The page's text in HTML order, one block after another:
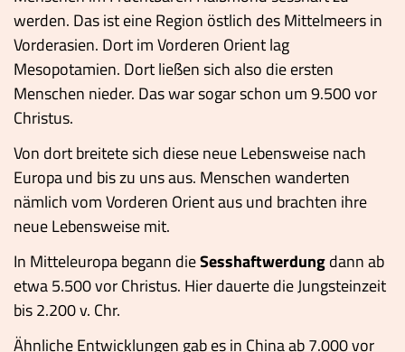
werden. Das ist eine Region östlich des Mittelmeers in
Vorderasien. Dort im Vorderen Orient lag
Mesopotamien. Dort ließen sich also die ersten
Menschen nieder. Das war sogar schon um 9.500 vor
Christus.
Von dort breitete sich diese neue Lebensweise nach
Europa und bis zu uns aus. Menschen wanderten
nämlich vom Vorderen Orient aus und brachten ihre
neue Lebensweise mit.
In Mitteleuropa begann dieSesshaftwerdungdann ab
etwa 5.500 vor Christus. Hier dauerte die Jungsteinzeit
bis 2.200 v. Chr.
Ähnliche Entwicklungen gab es in China ab 7.000 vor